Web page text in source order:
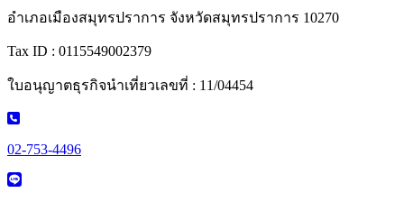
อำเภอเมืองสมุทรปราการ จังหวัดสมุทรปราการ 10270
Tax ID : 0115549002379
ใบอนุญาตธุรกิจนำเที่ยวเลขที่ : 11/04454
02-753-4496